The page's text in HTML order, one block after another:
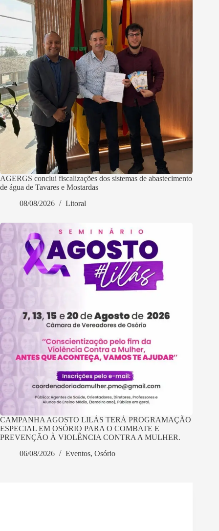
AGERGS conclui fiscalizações dos sistemas de abastecimento
de água de Tavares e Mostardas
08/08/2026
Litoral
CAMPANHA AGOSTO LILÁS TERÁ PROGRAMAÇÃO
ESPECIAL EM OSÓRIO PARA O COMBATE E
PREVENÇÃO À VIOLÊNCIA CONTRA A MULHER.
06/08/2026
Eventos, Osório